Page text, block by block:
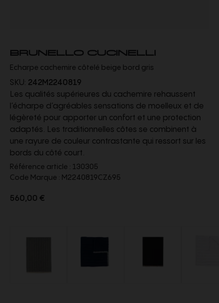
BRUNELLO CUCINELLI
Echarpe cachemire côtelé beige bord gris
SKU: 242M2240819
Les qualités supérieures du cachemire rehaussent
l’écharpe d’agréables sensations de moelleux et de
légèreté pour apporter un confort et une protection
adaptés. Les traditionnelles côtes se combinent à
une rayure de couleur contrastante qui ressort sur les
bords du côté court.
Référence article : 130305
Code Marque : M2240819CZ695
560,00 €